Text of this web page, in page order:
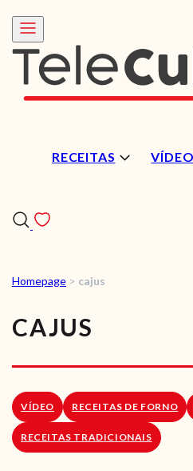
RECEITAS
LOJA
Homepage > cajus
CAJUS
VÍDEO RECEITAS DE FORNO
RECEITAS TRADICIONAIS